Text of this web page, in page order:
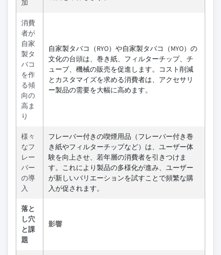
加
消費
者が
自家
製タ
バコ
を作
る傾
向の
高ま
り
自家製タバコ（RYO）や自家製タバコ（MYO）の
文化の台頭は、巻き紙、フィルターチップ、チ
ューブ、機械の販売を促進します。コスト削減
とカスタマイズを求める消費者は、アクセサリ
ー製品の需要を大幅に高めます。
様々
なフ
レー
バー
の導
入
フレーバー付きの喫煙用品（フレーバー付き巻
き紙やフィルターチップなど）は、ユーザー体
験を向上させ、若年層の消費者を引きつけま
す。これにより製品の多様化が進み、ユーザー
が新しいバリエーションを試すことで頻繁な購
入が促されます。
落と
し穴
と課
題
影響